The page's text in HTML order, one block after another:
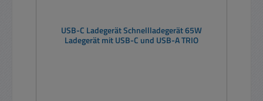
USB-C Ladegerät Schnellladegerät 65W
Ladegerät mit USB-C und USB-A TRIO